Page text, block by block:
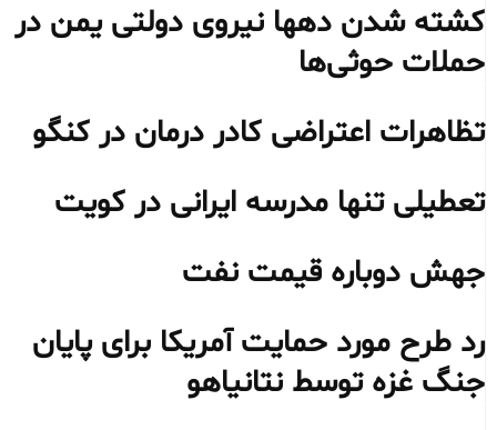
کشته شدن دهها نیروی دولتی یمن در
حملات حوثی‌ها
تظاهرات اعتراضی کادر درمان در کنگو
تعطیلی تنها مدرسه ایرانی در کویت
جهش دوباره قیمت نفت
رد طرح مورد حمایت آمریکا برای پایان
جنگ غزه توسط نتانیاهو